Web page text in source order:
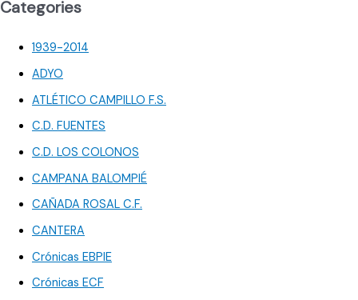
Categories
1939-2014
ADYO
ATLÉTICO CAMPILLO F.S.
C.D. FUENTES
C.D. LOS COLONOS
CAMPANA BALOMPIÉ
CAÑADA ROSAL C.F.
CANTERA
Crónicas EBPIE
Crónicas ECF